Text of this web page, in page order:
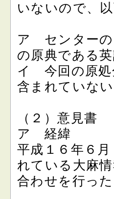
いないので、
ア センターの
の原典である
イ 今回の原処
含まれていな
（２）意見書
ア 経緯
平成１６年６
れている大麻
合わせを行っ